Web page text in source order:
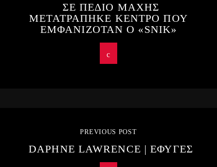
ΣΕ ΠΕΔΙΟ ΜΑΧΗΣ
ΜΕΤΑΤΡΑΠΗΚΕ ΚΕΝΤΡΟ ΠΟΥ
ΕΜΦΑΝΙΖΟΤΑΝ Ο «SNIK»
PREVIOUS POST
DAPHNE LAWRENCE | ΕΦΥΓΕΣ